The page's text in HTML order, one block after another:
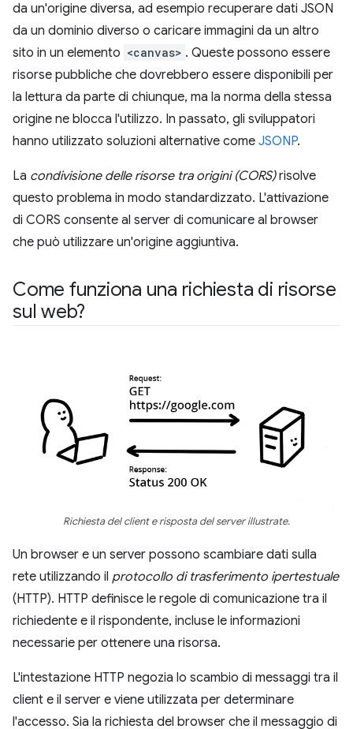
da un'origine diversa, ad esempio recuperare dati JSON
da un dominio diverso o caricare immagini da un altro
sito in un elemento <canvas> . Queste possono essere
risorse pubbliche che dovrebbero essere disponibili per
la lettura da parte di chiunque, ma la norma della stessa
origine ne blocca l'utilizzo. In passato, gli sviluppatori
hanno utilizzato soluzioni alternative come JSONP.
La condivisione delle risorse tra origini (CORS)risolve
questo problema in modo standardizzato. L'attivazione
di CORS consente al server di comunicare al browser
che può utilizzare un'origine aggiuntiva.
Come funziona una richiesta di risorse
sul web?
Richiesta del client e risposta del server illustrate.
Un browser e un server possono scambiare dati sulla
rete utilizzando il protocollo di trasferimento ipertestuale
(HTTP). HTTP definisce le regole di comunicazione tra il
richiedente e il rispondente, incluse le informazioni
necessarie per ottenere una risorsa.
L'intestazione HTTP negozia lo scambio di messaggi tra il
client e il server e viene utilizzata per determinare
l'accesso. Sia la richiesta del browser che il messaggio di